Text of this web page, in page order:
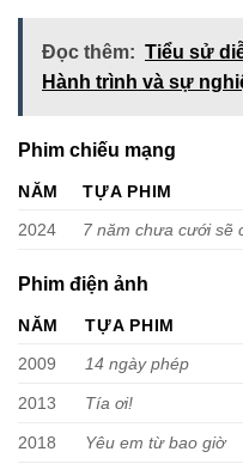
Đọc thêm: Tiểu sử
Hành trình và sự
Phim chiếu mạng
NĂM TỰA PHIM
2024
7 năm chưa cưới sẽ
Phim điện ảnh
NĂM TỰA PHIM
2009
14 ngày phép
2013 Tía ơi!
2018 Yêu em từ bao giờ